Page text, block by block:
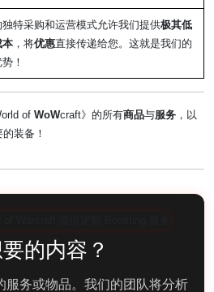
独特采购和运营模式允许我们提供极其低
本 ，将优惠直接传递给您。这就是我们的
！
of WoWcraft》的所有商品与服务 ，以
装备！
的内容？
服务或物品。我们的团队将分析